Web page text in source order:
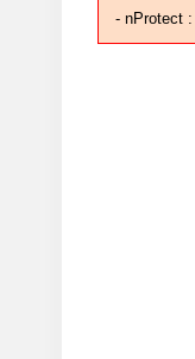
- nProtect :